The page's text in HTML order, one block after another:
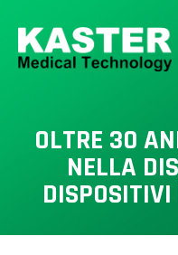
OLTRE 30
NELLA